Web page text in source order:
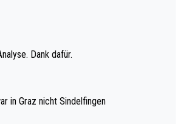
Dank dafür.
in Graz nicht Sindelfingen